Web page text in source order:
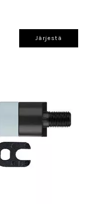
Järjestä